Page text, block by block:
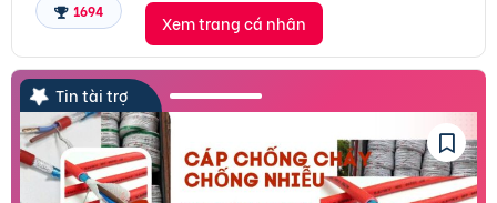
1694
Xem trang cá nhân
Tin tài trợ